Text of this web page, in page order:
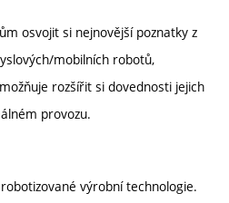
osvojit si nejnovější poznatky z
mobilních robotů,
rozšířit si dovednosti jejich
provozu.
výrobní technologie.